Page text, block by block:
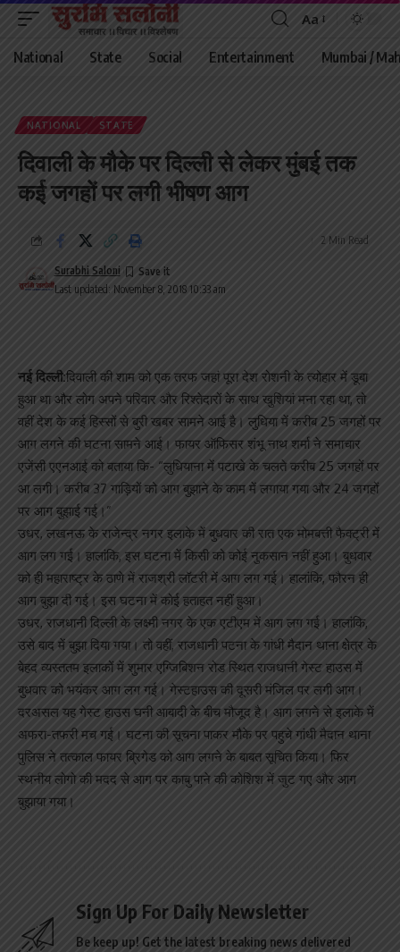
Font
Resizer
Aa
National State Social Entertainment Mumbai /
NATIONAL STATE
दिवाली के मौके पर दिल्ली से लेकर मुंबई तक
कई जगहों पर लगी भीषण आग
Last updated: November 8, 2018 10:33 am
Surabhi Saloni
2 Min Read
नई दिल्ली:दिवाली की शाम को एक तरफ जहां पूरा देश रोशनी के त्योहार में डूबा
हुआ था और लोग अपने परिवार और रिश्तेदारों के साथ खुशियां मना रहा था, तो
वहीं देश के कई हिस्सों से बुरी खबर सामने आई है। लुधिया में करीब 25 जगहों पर
आग लगने की घटना सामने आई। फायर ऑफिसर शंभू नाथ शर्मा ने समाचार
एजेंसी एएनआई को बताया कि- “लुधियाना में पटाखे के चलते करीब 25 जगहों पर
आ लगी। करीब 37 गाड़ियों को आग बुझाने के काम में लगाया गया और 24 जगहों
पर आग बुझाई गई।”
उधर, लखनऊ के राजेन्द्र नगर इलाके में बुधवार की रात एक मोमबत्ती फैक्ट्री में
आग लग गई। हालांकि, इस घटना में किसी को कोई नुकसान नहीं हुआ। बुधवार
को ही महाराष्ट्र के ठाणे में राजश्री लॉटरी में आग लग गई। हालांकि, फौरन ही
आग बुझा दी गई। इस घटना में कोई हताहत नहीं हुआ।
उधर, राजधानी दिल्ली के लक्ष्मी नगर के एक एटीएम में आग लग गई। हालांकि,
उसे बाद में बुझा दिया गया। तो वहीं, राजधानी पटना के गांधी मैदान थाना क्षेत्र के
बेहद व्यस्ततम इलाकों में शुमार एग्जिबिशन रोड स्थित राजधानी गेस्ट हाउस में
बुधवार को भयंकर आग लग गई। गेस्टहाउस की दूसरी मंजिल पर लगी आग।
दरअसल यह गेस्ट हाउस घनी आबादी के बीच मौजूद है। आग लगने से इलाके में
अफरा-तफरी मच गई। घटना की सूचना पाकर मौके पर पहुचे गांधी मैदान थाना
पुलिस ने तत्काल फायर ब्रिगेड को आग लगने के बाबत सूचित किया। फिर
स्थनीय लोगो की मदद से आग पर काबु पाने की कोशिश में जुट गए और आग
बुझाया गया।
Sign Up For Daily Newsletter
Be keep up! Get the latest breaking news delivered